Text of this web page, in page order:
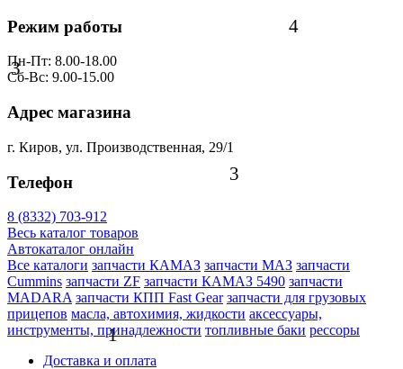
Режим работы
Пн-Пт: 8.00-18.00
Сб-Вс: 9.00-15.00
Адрес магазина
г. Киров, ул. Производственная, 29/1
Телефон
8 (8332) 703-912
Весь каталог товаров
Автокаталог онлайн
Все каталоги запчасти КАМАЗ запчасти МАЗ запчасти
Cummins запчасти ZF запчасти КАМАЗ 5490 запчасти
MADARA запчасти КПП Fast Gear запчасти для грузовых
прицепов масла, автохимия, жидкости аксессуары,
инструменты, принадлежности топливные баки рессоры
Доставка и оплата
1
3
3
4